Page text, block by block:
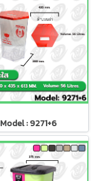
Model : 9271+6